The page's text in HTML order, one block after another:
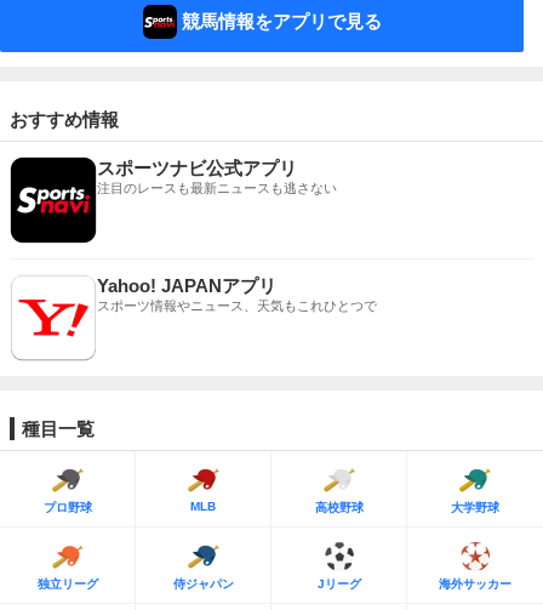
競馬情報をアプリで見る
おすすめ情報
スポーツナビ公式アプリ
注目のレースも最新ニュースも逃さない
Yahoo! JAPANアプリ
スポーツ情報やニュース、天気もこれひとつで
種目一覧
プロ野球 MLB 高校野球 大学野球
独立リーグ 侍ジャパン Jリーグ 海外サッカー